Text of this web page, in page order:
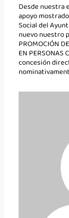
Desde nuestra
apoyo
Social del
nuevo nuestro
PROMOCIÓN
EN PERSONAS
concesión